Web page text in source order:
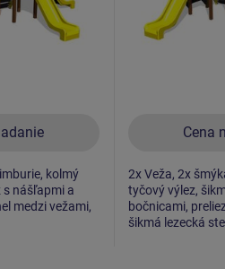
kolmý
s nášľapmi a
medzi vežami,
Cena
2x Veža, 2x
tyčový výlez,
bočnicami,
šikmá lezecká